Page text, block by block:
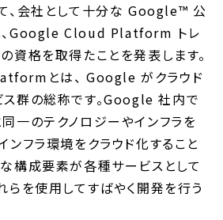
、会社として十分な Google™ 公
、Google Cloud Platform トレ
資格を取得たことを発表します。
とは、 Google がクラウド
群の総称です。Google 社内で
一のテクノロジーやインフラを
ンフラ環境をクラウド化すること
構成要素が各種サービスとして
らを使用してすばやく開発を行う